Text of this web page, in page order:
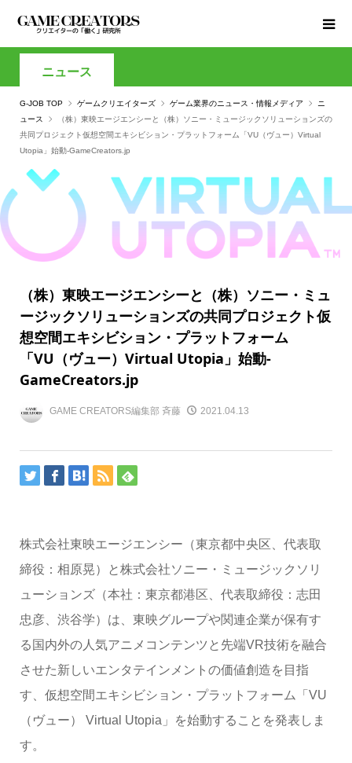
ニュース
G-JOB TOP ゲームクリエイターズ ゲーム業界のニュース・情報メディア
ニ
ュース
（株）東映エージエンシーと（株）ソニー・ミュージックソリューションズの
共同プロジェクト仮想空間エキシビション・プラットフォーム「VU（ヴュー）Virtual
Utopia」始動-GameCreators.jp
（株）東映エージエンシーと（株）ソニー・ミュ
ージックソリューションズの共同プロジェクト仮
想空間エキシビション・プラットフォーム
「VU（ヴュー）Virtual Utopia」始動-
GameCreators.jp
GAME CREATORS編集部 斉藤 2021.04.13
株式会社東映エージエンシー（東京都中央区、代表取
締役：相原晃）と株式会社ソニー・ミュージックソリ
ューションズ（本社：東京都港区、代表取締役：志田
忠彦、渋谷学）は、東映グループや関連企業が保有す
る国内外の人気アニメコンテンツと先端VR技術を融合
させた新しいエンタテインメントの価値創造を目指
す、仮想空間エキシビション・プラットフォーム「VU
（ヴュー） Virtual Utopia」を始動することを発表しま
す。